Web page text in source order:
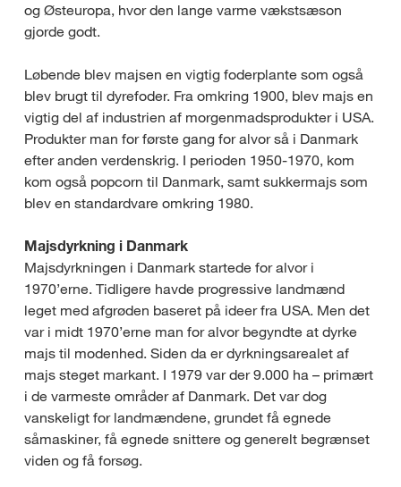
og Østeuropa, hvor den lange varme vækstsæson
gjorde godt.
Løbende blev majsen en vigtig foderplante som også
blev brugt til dyrefoder. Fra omkring 1900, blev majs en
vigtig del af industrien af morgenmadsprodukter i USA.
Produkter man for første gang for alvor så i Danmark
efter anden verdenskrig. I perioden 1950-1970, kom
kom også popcorn til Danmark, samt sukkermajs som
blev en standardvare omkring 1980.
Majsdyrkning i Danmark
Majsdyrkningen i Danmark startede for alvor i
1970’erne. Tidligere havde progressive landmænd
leget med afgrøden baseret på ideer fra USA. Men det
var i midt 1970’erne man for alvor begyndte at dyrke
majs til modenhed. Siden da er dyrkningsarealet af
majs steget markant. I 1979 var der 9.000 ha – primært
i de varmeste områder af Danmark. Det var dog
vanskeligt for landmændene, grundet få egnede
såmaskiner, få egnede snittere og generelt begrænset
viden og få forsøg.